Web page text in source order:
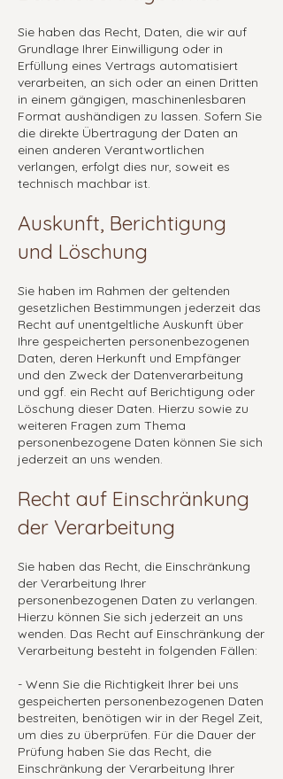
Sie haben das Recht, Daten, die wir auf
Grundlage Ihrer Einwilligung oder in
Erfüllung eines Vertrags automatisiert
verarbeiten, an sich oder an einen Dritten
in einem gängigen, maschinenlesbaren
Format aushändigen zu lassen. Sofern Sie
die direkte Übertragung der Daten an
einen anderen Verantwortlichen
verlangen, erfolgt dies nur, soweit es
technisch machbar ist.
Auskunft, Berichtigung
und Löschung
Sie haben im Rahmen der geltenden
gesetzlichen Bestimmungen jederzeit das
Recht auf unentgeltliche Auskunft über
Ihre gespeicherten personenbezogenen
Daten, deren Herkunft und Empfänger
und den Zweck der Datenverarbeitung
und ggf. ein Recht auf Berichtigung oder
Löschung dieser Daten. Hierzu sowie zu
weiteren Fragen zum Thema
personenbezogene Daten können Sie sich
jederzeit an uns wenden.
Recht auf Einschränkung
der Verarbeitung
Sie haben das Recht, die Einschränkung
der Verarbeitung Ihrer
personenbezogenen Daten zu verlangen.
Hierzu können Sie sich jederzeit an uns
wenden. Das Recht auf Einschränkung der
Verarbeitung besteht in folgenden Fällen:
- Wenn Sie die Richtigkeit Ihrer bei uns
gespeicherten personenbezogenen Daten
bestreiten, benötigen wir in der Regel Zeit,
um dies zu überprüfen. Für die Dauer der
Prüfung haben Sie das Recht, die
Einschränkung der Verarbeitung Ihrer